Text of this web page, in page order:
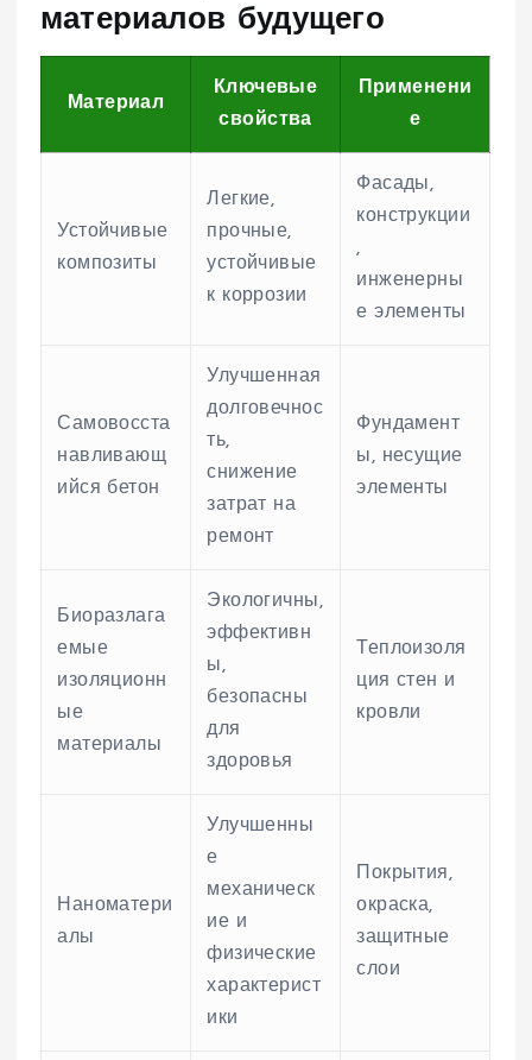
материалов будущего
Материал
Ключевые
свойства
Применени
е
Устойчивые
композиты
Легкие,
прочные,
устойчивые
к коррозии
Фасады,
конструкции
,
инженерны
е элементы
Самовосста
навливающ
ийся бетон
Улучшенная
долговечнос
ть,
снижение
затрат на
ремонт
Фундамент
ы, несущие
элементы
Биоразлага
емые
изоляционн
ые
материалы
Экологичны,
эффективн
ы,
безопасны
для
здоровья
Теплоизоля
ция стен и
кровли
Наноматери
алы
Улучшенны
е
механическ
ие и
физические
характерист
ики
Покрытия,
окраска,
защитные
слои